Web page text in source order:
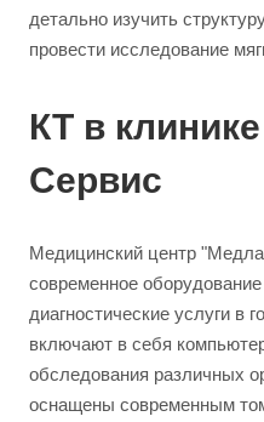
детально изучить
провести исследование
КТ в
Сервис
Медицинский центр
современное
диагностические услуги в
включают в себя
обследования различных
оснащены современным